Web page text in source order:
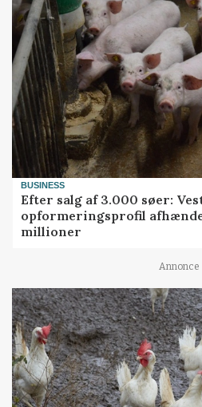
BUSINESS
Efter salg af 3.000 søer:
opformeringsprofil
millioner
Annonce